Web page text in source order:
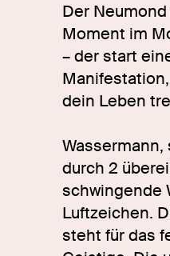
Der
Moment im
– der start
dein Leben
durch 2
schwingende
Luftzeichen.
steht für das